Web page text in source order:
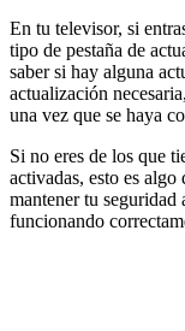
En tu televisor, si
tipo de pestaña de
saber si hay alguna
actualización
una vez que se haya
Si no eres de los que
activadas, esto es
mantener tu
funcionando